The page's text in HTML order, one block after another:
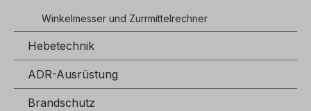
Winkelmesser und Zurrmittelrechner
Hebetechnik
ADR-Ausrüstung
Brandschutz